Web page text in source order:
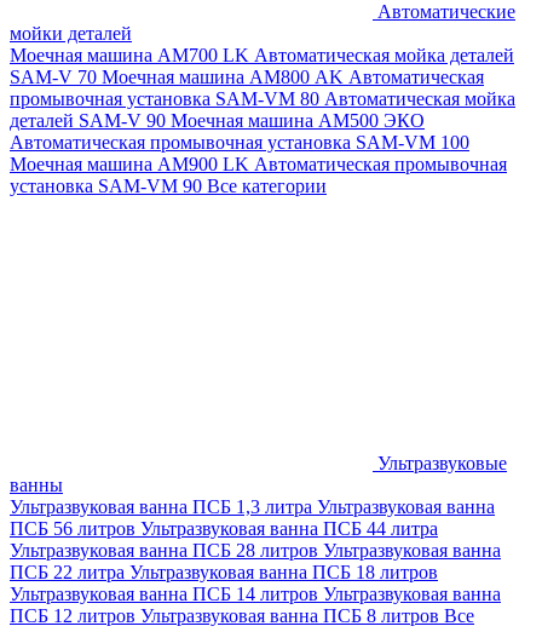
Автоматические
мойки деталей
Моечная машина AM700 LK Автоматическая мойка деталей
SAM-V 70 Моечная машина АМ800 AK Автоматическая
промывочная установка SAM-VM 80 Автоматическая мойка
деталей SAM-V 90 Моечная машина АМ500 ЭКО
Автоматическая промывочная установка SAM-VM 100
Моечная машина AM900 LK Автоматическая промывочная
установка SAM-VM 90 Все категории
Ультразвуковые
ванны
Ультразвуковая ванна ПСБ 1,3 литра Ультразвуковая ванна
ПСБ 56 литров Ультразвуковая ванна ПСБ 44 литра
Ультразвуковая ванна ПСБ 28 литров Ультразвуковая ванна
ПСБ 22 литра Ультразвуковая ванна ПСБ 18 литров
Ультразвуковая ванна ПСБ 14 литров Ультразвуковая ванна
ПСБ 12 литров Ультразвуковая ванна ПСБ 8 литров Все